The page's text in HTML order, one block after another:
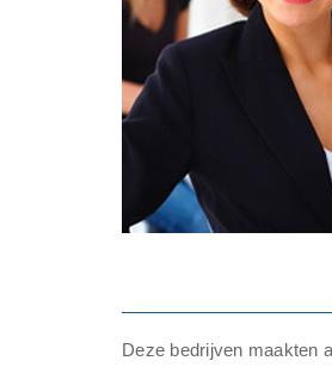
Deze bedrijven maakten